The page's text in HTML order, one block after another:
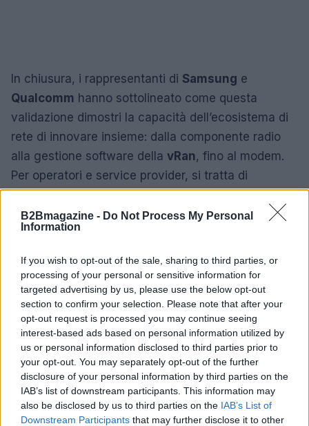
B2Bmagazine - Do Not Process My Personal
Information
If you wish to opt-out of the sale, sharing to third parties, or
processing of your personal or sensitive information for
targeted advertising by us, please use the below opt-out
section to confirm your selection. Please note that after your
opt-out request is processed you may continue seeing
interest-based ads based on personal information utilized by
us or personal information disclosed to third parties prior to
your opt-out. You may separately opt-out of the further
disclosure of your personal information by third parties on the
IAB’s list of downstream participants. This information may
also be disclosed by us to third parties on the IAB’s List of
Downstream Participants that may further disclose it to other
In chiusura, i rappresentanti di Samsung e
Qualcomm hanno sottolineato come questa
validazione dimostri la capacità dell’ecosistema di
rete di innovare insieme: dalla componente radio
alla gestione software della vRan, fino al modem.
Per operatori e service provider, si tratta di
un’opportunità per offrire soluzioni più robuste e
scalabili, mentre utenti e imprese possono
aspettarsi connessioni più stabili e performanti
AUTORE
Roberta Tagliabue
Roberta Tagliabue ha dormito nella sala
d'attesa dell'ospedale San Martino per
seguire una vicenda sanitaria emergente;
firma reportage e coordina dossier di verifica
in redazione come referente per Genova.
Nata a Sampierdarena, mantiene contatti